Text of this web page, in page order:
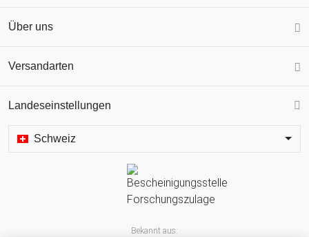
Über uns
Versandarten
Landeseinstellungen
Schweiz
Bekannt aus: